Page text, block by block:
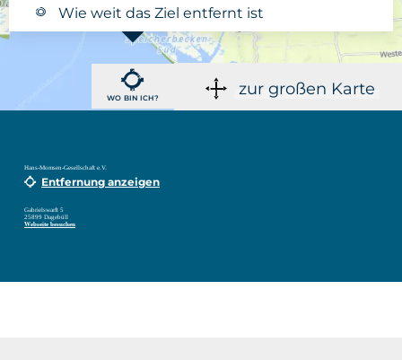
WO BIN ICH?
Wie weit das Ziel entfernt ist
zur großen Karte
Hans-Momsen-Gesellschaft e.V.
Entfernung anzeigen
Gabrielswarft 5
25899 Dagebüll
Webseite besuchen